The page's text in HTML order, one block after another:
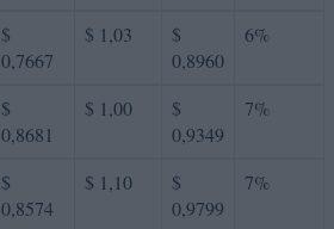
$
0,7667
$ 1,03
$
0,8960
6%
$
0,8681
$ 1,00
$
0,9349
7%
$
0,8574
$ 1,10
$
0,9799
7%